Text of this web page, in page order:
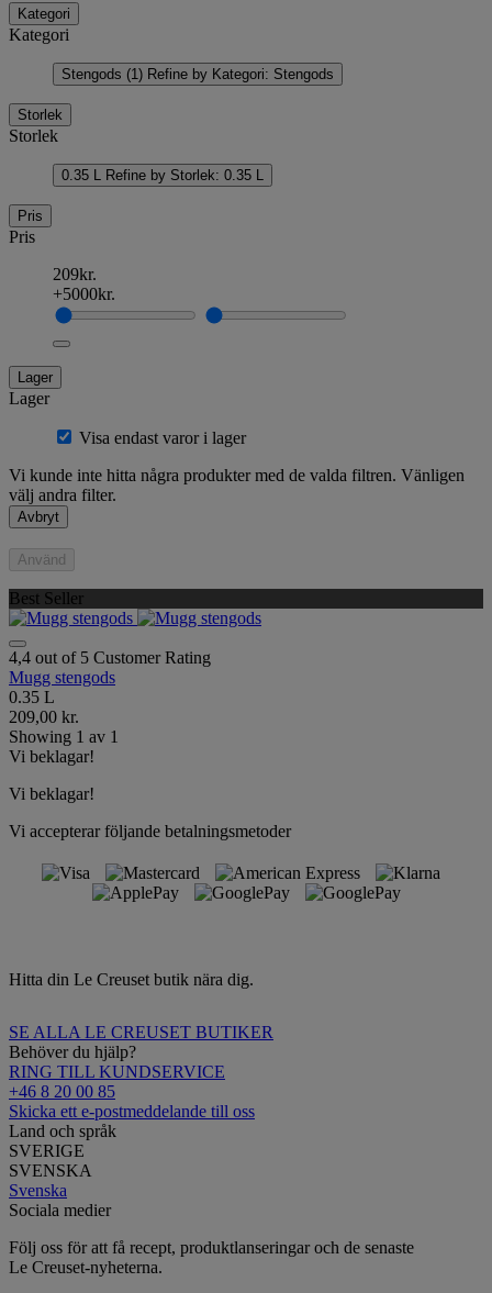
Kategori
Kategori
Stengods (1) Refine by Kategori: Stengods
Storlek
Storlek
0.35 L Refine by Storlek: 0.35 L
Pris
Pris
209kr.
+5000kr.
Lager
Lager
Visa endast varor i lager
Vi kunde inte hitta några produkter med de valda filtren. Vänligen
välj andra filter.
Avbryt
Använd
Best Seller
4,4 out of 5 Customer Rating
Mugg stengods
0.35 L
209,00 kr.
Showing 1 av 1
Vi beklagar!
Vi beklagar!
Vi accepterar följande betalningsmetoder
Hitta din Le Creuset butik nära dig.
SE ALLA LE CREUSET BUTIKER
Behöver du hjälp?
RING TILL KUNDSERVICE
+46 8 20 00 85
Skicka ett e-postmeddelande till oss
Land och språk
SVERIGE
SVENSKA
Svenska
Sociala medier
Följ oss för att få recept, produktlanseringar och de senaste
Le Creuset-nyheterna.